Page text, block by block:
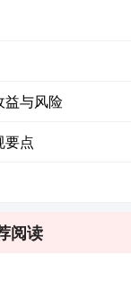
益与风险
要点
阅读